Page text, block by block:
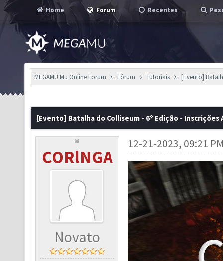
Home Forum Recentes
MEGAMU Mu Online Forum Fórum Tutoriais [Evento]
[Evento] Batalha do Colliseum - 6º Edição - Inscrições
CORlNGA
Novato
12-21-2023, 09:21